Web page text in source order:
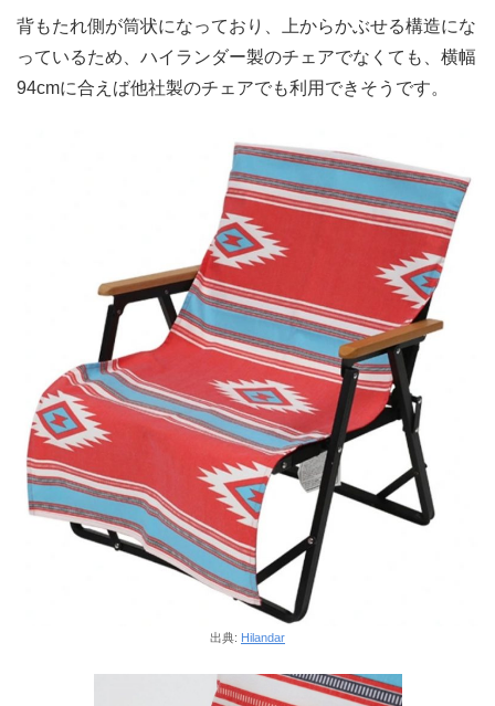
背もたれ側が筒状になっており、上からかぶせる構造にな
っているため、ハイランダー製のチェアでなくても、横幅
94cmに合えば他社製のチェアでも利用できそうです。
出典: Hilandar